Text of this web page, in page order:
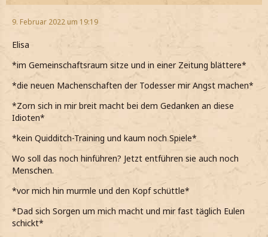
9. Februar 2022 um 19:19
Elisa
*im Gemeinschaftsraum sitze und in einer Zeitung blättere*
*die neuen Machenschaften der Todesser mir Angst machen*
*Zorn sich in mir breit macht bei dem Gedanken an diese
Idioten*
*kein Quidditch-Training und kaum noch Spiele*
Wo soll das noch hinführen? Jetzt entführen sie auch noch
Menschen.
*vor mich hin murmle und den Kopf schüttle*
*Dad sich Sorgen um mich macht und mir fast täglich Eulen
schickt*